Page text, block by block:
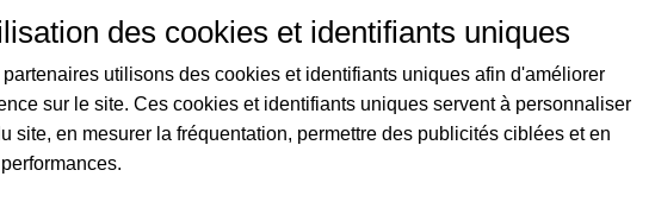
des cookies et identifiants uniques
partenaires utilisons des cookies et identifiants uniques afin d'améliorer
sur le site. Ces cookies et identifiants uniques servent à personnaliser
site, en mesurer la fréquentation, permettre des publicités ciblées et en